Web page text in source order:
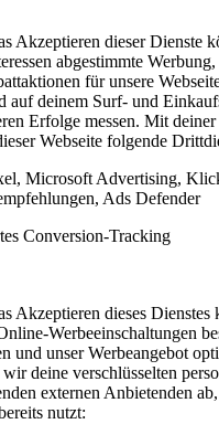
Akzeptieren dieser Dienste
abgestimmte
für unsere
auf deinem Surf- und
Erfolge messen. Mit
Webseite folgende
Microsoft Advertising,
Ads Defender
Conversion-Tracking
Akzeptieren dieses
Werbeeinschaltungen
und unser Werbeangebot
deine verschlüsselten
externen Anbietenden
nutzt: